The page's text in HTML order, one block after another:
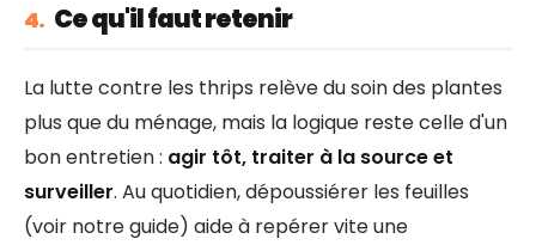
4. Ce qu'il faut retenir
La lutte contre les thrips relève du soin des plantes
plus que du ménage, mais la logique reste celle d'un
bon entretien : agir tôt, traiter à la source et
surveiller. Au quotidien, dépoussiérer les feuilles
(voir notre guide) aide à repérer vite une